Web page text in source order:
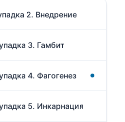
2. Внедрение
3. Гамбит
4. Фагогенез
5. Инкарнация